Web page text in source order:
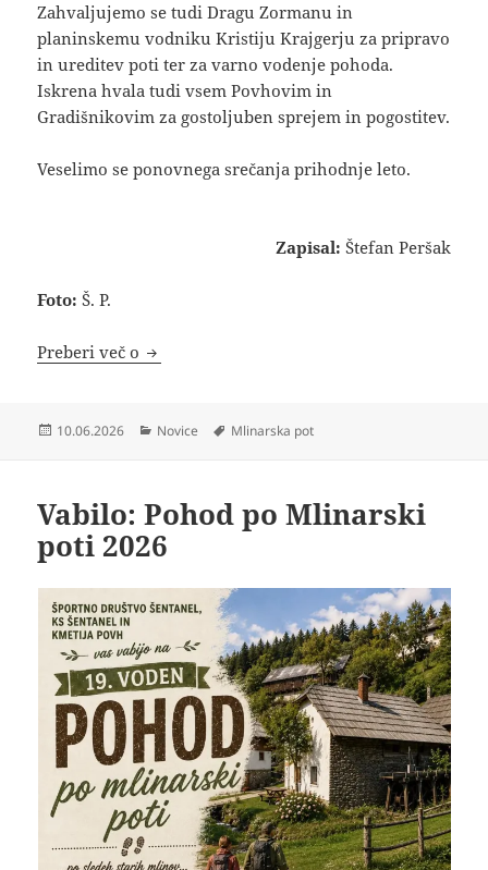
Zahvaljujemo se tudi Dragu Zormanu in
planinskemu vodniku Kristiju Krajgerju za pripravo
in ureditev poti ter za varno vodenje pohoda.
Iskrena hvala tudi vsem Povhovim in
Gradišnikovim za gostoljuben sprejem in pogostitev.
Veselimo se ponovnega srečanja prihodnje leto.
Zapisal: Štefan Peršak
Foto: Š. P.
Preberi več o Poročilo: Pohod po Mlinarski poti 2026
Objavljeno
10.06.2026 Kategorije
Novice Oznake
Mlinarska pot
Vabilo: Pohod po Mlinarski
poti 2026